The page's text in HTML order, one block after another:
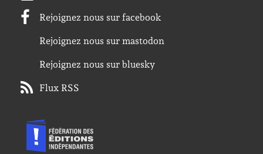
Rejoignez nous sur facebook
Rejoignez nous sur mastodon
Rejoignez nous sur bluesky
Flux RSS